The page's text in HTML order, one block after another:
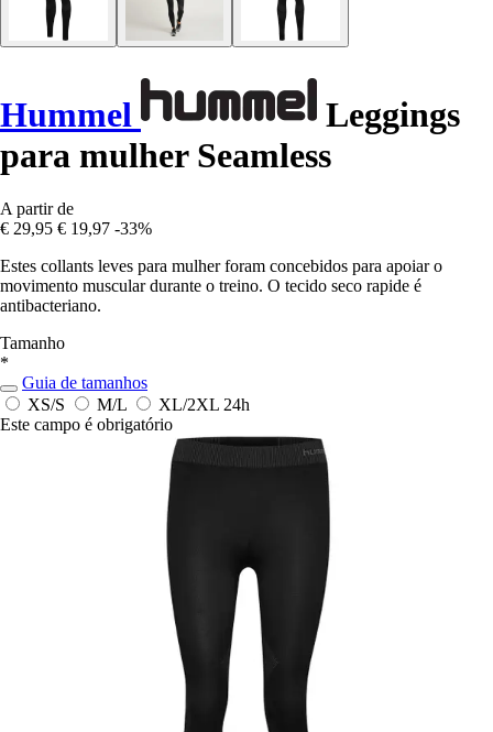
Hummel
Leggings
para mulher Seamless
A partir de
€ 29,95 € 19,97 -33%
Estes collants leves para mulher foram concebidos para apoiar o
movimento muscular durante o treino. O tecido seco rapide é
antibacteriano.
Tamanho
*
Guia de tamanhos
XS/S
M/L XL/2XL 24h
Este campo é obrigatório